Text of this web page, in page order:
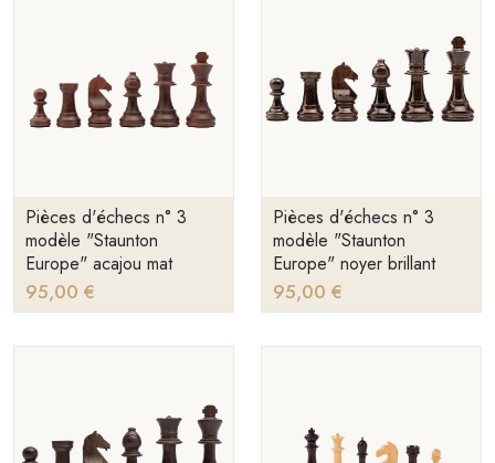
Pièces d'échecs n° 3
modèle "Staunton
Europe" acajou mat
95,00 €
Pièces d'échecs n° 3
modèle "Staunton
Europe" noyer brillant
95,00 €